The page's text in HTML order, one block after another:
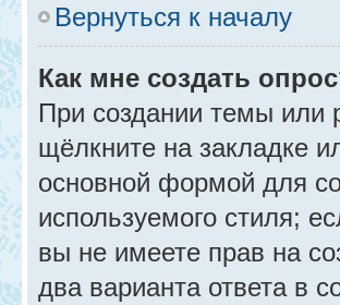
Вернуться к началу
Как мне создать
При создании темы или
щёлкните на закладке
основной формой для
используемого стиля;
вы не имеете прав на
два варианта ответа в